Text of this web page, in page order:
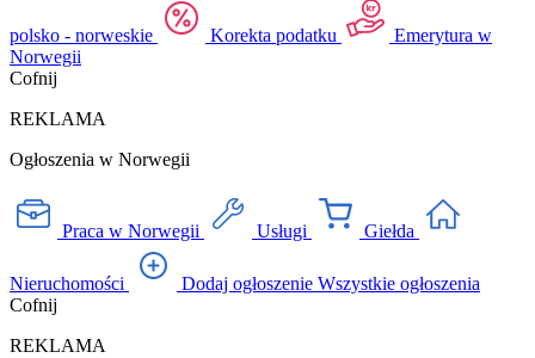
polsko - norweskie Korekta podatku
Emerytura w
Norwegii
Cofnij
REKLAMA
Ogłoszenia w Norwegii
Praca w Norwegii Usługi Giełda
Nieruchomości Dodaj ogłoszenie Wszystkie ogłoszenia
Cofnij
REKLAMA